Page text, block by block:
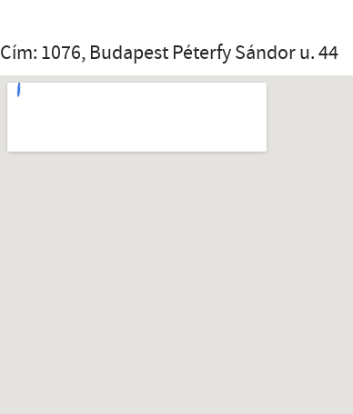
Cím: 1076, Budapest Péterfy Sándor u. 44